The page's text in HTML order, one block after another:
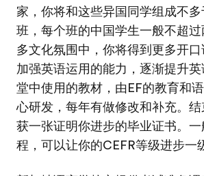
家，你将和这些异国同学组成不多
班，每个班的中国学生一般不超
多文化氛围中，你将得到更多开口
加强英语运用的能力，逐渐提升
堂中使用的教材，由EF的教育和
心研发，每年有做修改和补充。
获一张证明你进步的毕业证书。
程，可以让你的CEFR等级进步一